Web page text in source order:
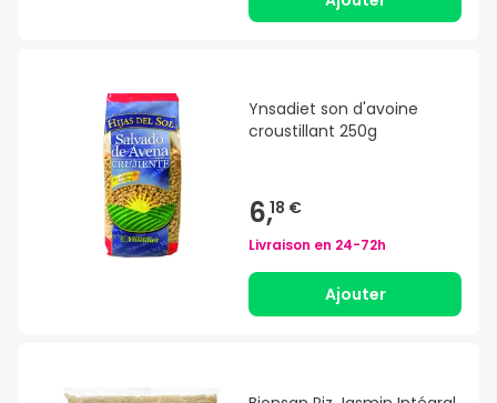
Ynsadiet son d'avoine
croustillant 250g
6,18 €
Livraison en 24-72h
Ajouter